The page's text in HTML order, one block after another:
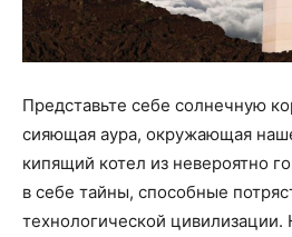
Представьте себе солнечную
сияющая аура, окружающая
кипящий котел из невероятно
в себе тайны, способные
технологической